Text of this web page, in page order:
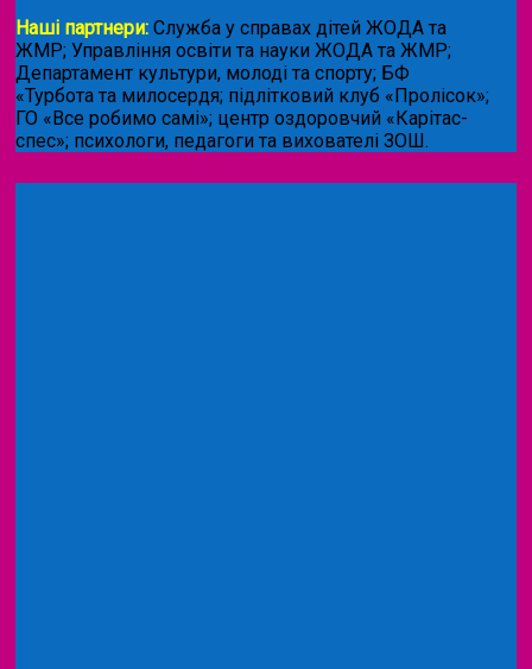
Наші партнери: Служба у справах дітей ЖОДА та
ЖМР; Управління освіти та науки ЖОДА та ЖМР;
Департамент культури, молоді та спорту; БФ
«Турбота та милосердя; підлітковий клуб «Пролісок»;
ГО «Все робимо самі»; центр оздоровчий «Карітас-
спес»; психологи, педагоги та вихователі ЗОШ.